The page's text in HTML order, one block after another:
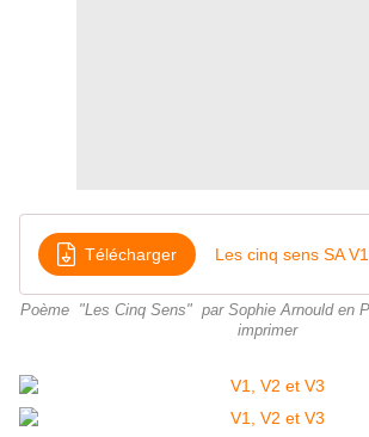
Télécharger Les cinq sens SA
Poème "Les Cinq Sens" par Sophie Arnould en
imprimer